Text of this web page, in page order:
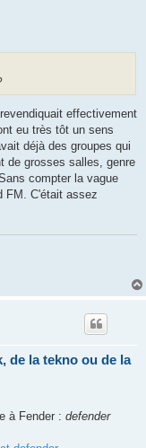
effectivement
eu très tôt un sens
déjà des groupes qui
de grosses salles, genre
compter la vague
FM. C'était assez
de la tekno ou de la
à Fender : defender